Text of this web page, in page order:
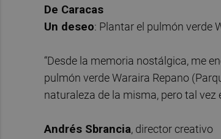
De Caracas
Un deseo: Plantar el pulmón verde
“Desde la memoria nostálgica, me
pulmón verde Waraira Repano
naturaleza de la misma, pero tal vez
Andrés Sbrancia, director creativo